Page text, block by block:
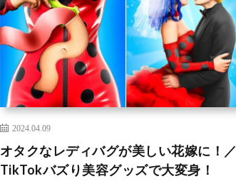
2024.04.09
オタクなレディバグが美しい花嫁に！／
TikTokバズり美容グッズで大変身！